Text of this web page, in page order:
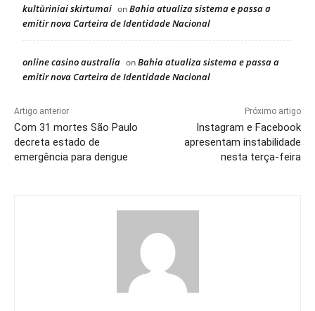
kultūriniai skirtumai onBahia atualiza sistema e passa a
emitir nova Carteira de Identidade Nacional
online casino australia onBahia atualiza sistema e passa a
emitir nova Carteira de Identidade Nacional
Artigo anterior
Com 31 mortes São Paulo
decreta estado de
emergência para dengue
Próximo artigo
Instagram e Facebook
apresentam instabilidade
nesta terça-feira